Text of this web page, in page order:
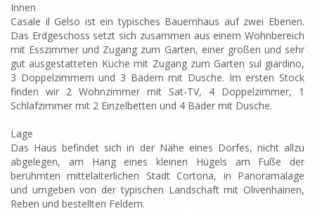
Innen
Casale il Gelso ist ein typisches Bauernhaus auf zwei Ebenen.
Das Erdgeschoss setzt sich zusammen aus einem Wohnbereich
mit Esszimmer und Zugang zum Garten, einer großen und sehr
gut ausgestatteten Küche mit Zugang zum Garten sul giardino,
3 Doppelzimmern und 3 Bädern mit Dusche. Im ersten Stock
finden wir 2 Wohnzimmer mit Sat-TV, 4 Doppelzimmer, 1
Schlafzimmer mit 2 Einzelbetten und 4 Bäder mit Dusche.
Lage
Das Haus befindet sich in der Nähe eines Dorfes, nicht allzu
abgelegen, am Hang eines kleinen Hügels am Fuße der
berühmten mittelalterlichen Stadt Cortona, in Panoramalage
und umgeben von der typischen Landschaft mit Olivenhainen,
Reben und bestellten Feldern.